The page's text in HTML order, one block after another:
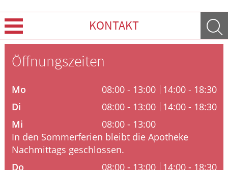
KONTAKT
Über Uns
Ratgeber
Krankheiten & Therapie
GESUND IM ALTER
Öffnungszeiten
Mo 08:00 - 13:00
14:00 - 18:30
Di
08:00 - 13:00
14:00 - 18:30
Mi
08:00 - 13:00
In den Sommerferien bleibt die Apotheke
Nachmittags geschlossen.
Do
08:00 - 13:00
14:00 - 18:30